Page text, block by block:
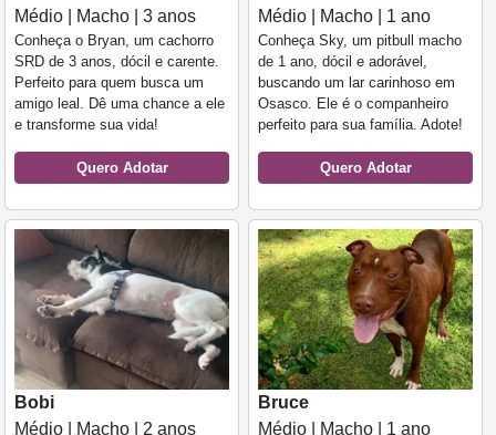
Médio | Macho | 3 anos
Conheça o Bryan, um cachorro
SRD de 3 anos, dócil e carente.
Perfeito para quem busca um
amigo leal. Dê uma chance a ele
e transforme sua vida!
Quero Adotar
Médio | Macho | 1 ano
Conheça Sky, um pitbull macho
de 1 ano, dócil e adorável,
buscando um lar carinhoso em
Osasco. Ele é o companheiro
perfeito para sua família. Adote!
Quero Adotar
Bobi
Médio | Macho | 2 anos
Bruce
Médio | Macho | 1 ano